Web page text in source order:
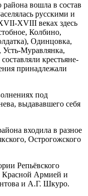
района вошла в состав
русскими и
XVIII веках здесь
Колбино,
Одинцовка,
Муравлянка,
крестьяне-
принадлежали
под
выдававшего себя
входила в разное
Острогожского
Репьёвского
Красной Армией и
и А.Г. Шкуро.